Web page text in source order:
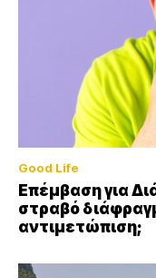
Good Life
Επέμβαση για
στραβό
αντιμετώπιση;